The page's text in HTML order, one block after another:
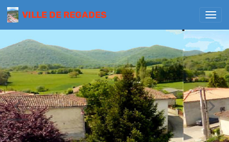
VILLE DE REGADES